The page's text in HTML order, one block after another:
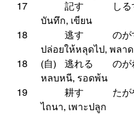
17		記す		しるす
	บันทึก, เขียน
18		逃す		のがす
	ปล่อยให้หลุดไป, พลาด
18 	(自)	逃れる	のがれる
	หลบหนี, รอดพ้น
19		耕す		たがやす
	ไถนา, เพาะปลูก